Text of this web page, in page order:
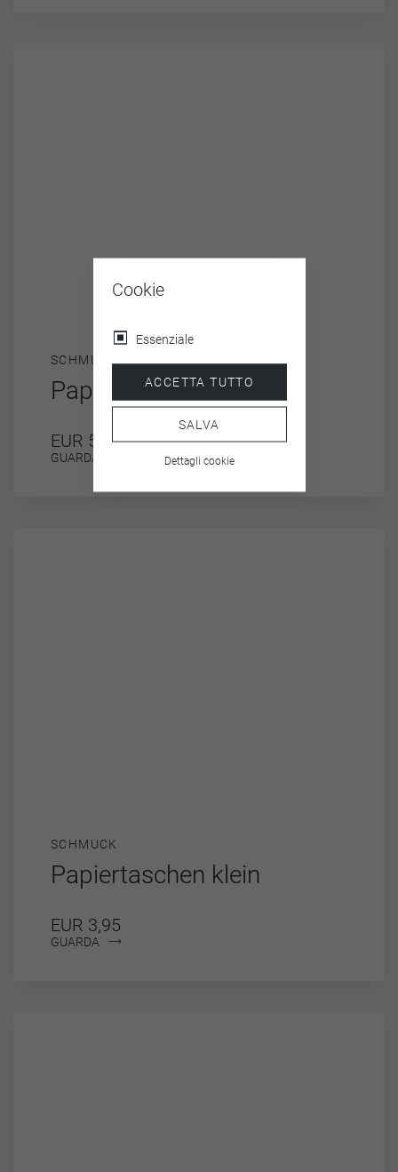
SCHMUCK
Papiergirlande
EUR 5,95
GUARDA
SCHMUCK
Papiertaschen klein
EUR 3,95
GUARDA
Cookie
Essenziale
ACCETTA TUTTO
SALVA
Dettagli cookie